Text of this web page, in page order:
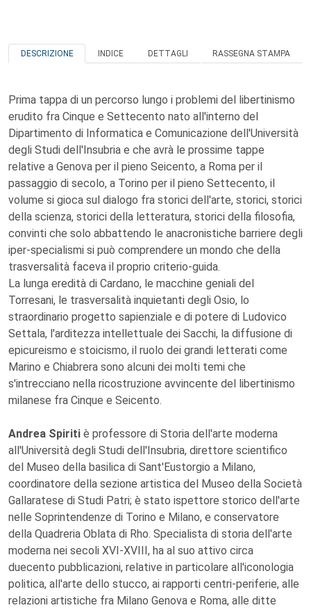
DESCRIZIONE INDICE DETTAGLI RASSEGNA STAMPA
Prima tappa di un percorso lungo i problemi del libertinismo
erudito fra Cinque e Settecento nato all'interno del
Dipartimento di Informatica e Comunicazione dell'Università
degli Studi dell'Insubria e che avrà le prossime tappe
relative a Genova per il pieno Seicento, a Roma per il
passaggio di secolo, a Torino per il pieno Settecento, il
volume si gioca sul dialogo fra storici dell'arte, storici, storici
della scienza, storici della letteratura, storici della filosofia,
convinti che solo abbattendo le anacronistiche barriere degli
iper-specialismi si può comprendere un mondo che della
trasversalità faceva il proprio criterio-guida.
La lunga eredità di Cardano, le macchine geniali del
Torresani, le trasversalità inquietanti degli Osio, lo
straordinario progetto sapienziale e di potere di Ludovico
Settala, l'arditezza intellettuale dei Sacchi, la diffusione di
epicureismo e stoicismo, il ruolo dei grandi letterati come
Marino e Chiabrera sono alcuni dei molti temi che
s'intrecciano nella ricostruzione avvincente del libertinismo
milanese fra Cinque e Seicento.
Andrea Spiriti è professore di Storia dell'arte moderna
all'Università degli Studi dell'Insubria, direttore scientifico
del Museo della basilica di Sant'Eustorgio a Milano,
coordinatore della sezione artistica del Museo della Società
Gallaratese di Studi Patri; è stato ispettore storico dell'arte
nelle Soprintendenze di Torino e Milano, e conservatore
della Quadreria Oblata di Rho. Specialista di storia dell'arte
moderna nei secoli XVI-XVIII, ha al suo attivo circa
duecento pubblicazioni, relative in particolare all'iconologia
politica, all'arte dello stucco, ai rapporti centri-periferie, alle
relazioni artistiche fra Milano Genova e Roma, alle ditte